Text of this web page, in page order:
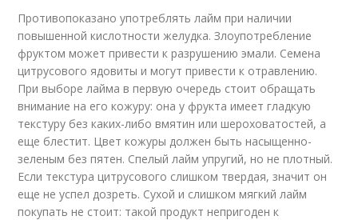
Противопоказано употреблять лайм при наличии
повышенной кислотности желудка. Злоупотребление
фруктом может привести к разрушению эмали. Семена
цитрусового ядовиты и могут привести к отравлению.
При выборе лайма в первую очередь стоит обращать
внимание на его кожуру: она у фрукта имеет гладкую
текстуру без каких-либо вмятин или шероховатостей, а
еще блестит. Цвет кожуры должен быть насыщенно-
зеленым без пятен. Спелый лайм упругий, но не плотный.
Если текстура цитрусового слишком твердая, значит он
еще не успел дозреть. Сухой и слишком мягкий лайм
покупать не стоит: такой продукт непригоден к